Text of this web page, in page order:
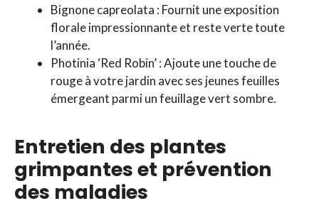
Bignone capreolata : Fournit une exposition
florale impressionnante et reste verte toute
l’année.
Photinia ‘Red Robin’ : Ajoute une touche de
rouge à votre jardin avec ses jeunes feuilles
émergeant parmi un feuillage vert sombre.
Entretien des plantes
grimpantes et prévention
des maladies